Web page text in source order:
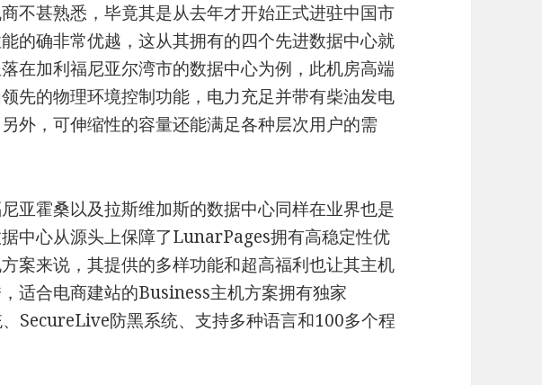
不甚熟悉，毕竟其是从去年才开始正式进驻中国市
的确非常优越，这从其拥有的四个先进数据中心就
在加利福尼亚尔湾市的数据中心为例，此机房高端
先的物理环境控制功能，电力充足并带有柴油发电
外，可伸缩性的容量还能满足各种层次用户的需
亚霍桑以及拉斯维加斯的数据中心同样在业界也是
中心从源头上保障了LunarPages拥有高稳定性优
案来说，其提供的多样功能和超高福利也让其主机
适合电商建站的Business主机方案拥有独家
SecureLive防黑系统、支持多种语言和100多个程